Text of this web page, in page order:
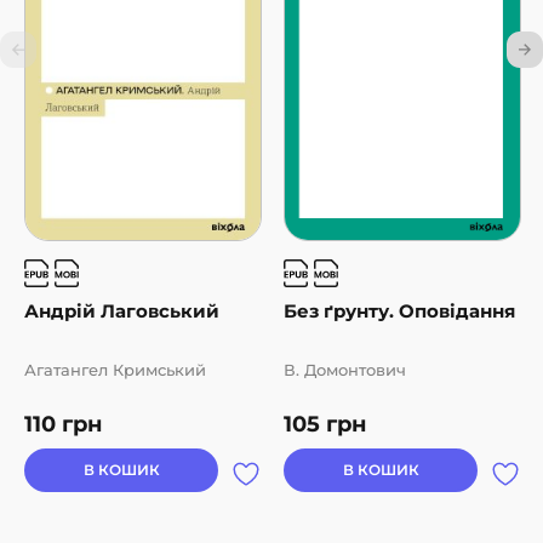
Андрій Лаговський
110 грн
Агатангел Кримський
В КОШИК
Без ґрунту. Оповідання
105 грн
В. Домонтович
В КОШИК